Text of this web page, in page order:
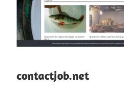
contactjob.net